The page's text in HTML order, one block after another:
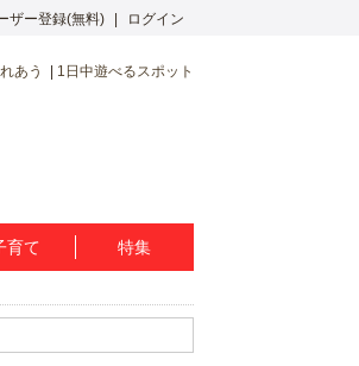
ザー登録(無料) ログイン
あう 1日中遊べるスポット
育て 特集